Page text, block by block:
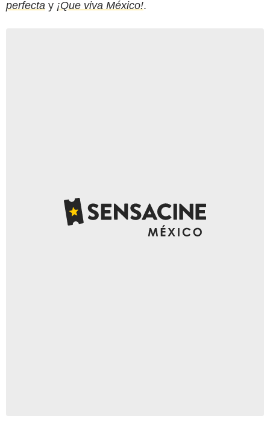
perfecta y ¡Que viva México!.